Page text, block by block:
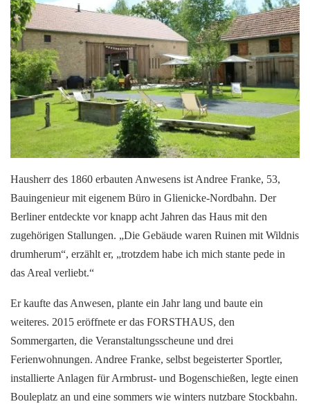
Hausherr des 1860 erbauten Anwesens ist Andree Franke, 53,
Bauingenieur mit eigenem Büro in Glienicke-Nordbahn. Der
Berliner entdeckte vor knapp acht Jahren das Haus mit den
zugehörigen Stallungen. „Die Gebäude waren Ruinen mit Wildnis
drumherum“, erzählt er, „trotzdem habe ich mich stante pede in
das Areal verliebt.“
Er kaufte das Anwesen, plante ein Jahr lang und baute ein
weiteres. 2015 eröffnete er das FORSTHAUS, den
Sommergarten, die Veranstaltungsscheune und drei
Ferienwohnungen. Andree Franke, selbst begeisterter Sportler,
installierte Anlagen für Armbrust- und Bogenschießen, legte einen
Bouleplatz an und eine sommers wie winters nutzbare Stockbahn.